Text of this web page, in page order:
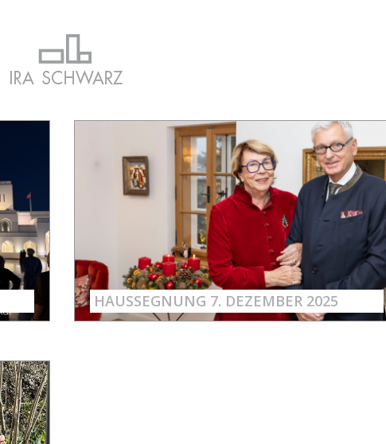
HAUSSEGNUNG 7. DEZEMBER 2025